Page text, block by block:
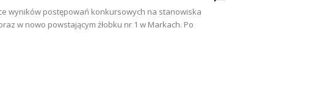
wyników postępowań konkursowych na stanowiska
w nowo powstającym żłobku nr 1 w Markach. Po